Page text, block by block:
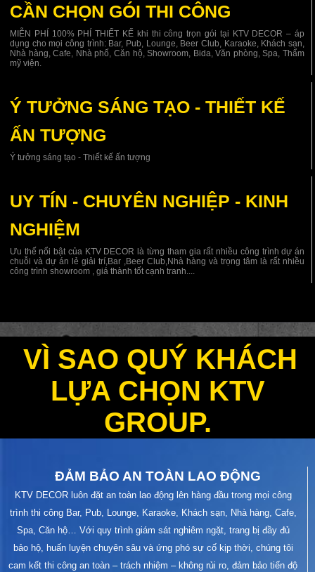
CẦN CHỌN GÓI THI CÔNG
MIỄN PHÍ 100% PHÍ THIẾT KẾ khi thi công trọn gói tại KTV DECOR – áp
dụng cho mọi công trình: Bar, Pub, Lounge, Beer Club, Karaoke, Khách sạn,
Nhà hàng, Cafe, Nhà phố, Căn hộ, Showroom, Bida, Văn phòng, Spa, Thẩm
mỹ viện.
Ý TƯỞNG SÁNG TẠO - THIẾT KẾ
ẤN TƯỢNG
Ý tưởng sáng tạo - Thiết kế ấn tượng
UY TÍN - CHUYÊN NGHIỆP - KINH
NGHIỆM
Ưu thế nổi bật của KTV DECOR là từng tham gia rất nhiều công trình dự án
chuỗi và dự án lẻ giải trí,Bar ,Beer Club,Nhà hàng và trọng tâm là rất nhiều
công trình showroom , giá thành tốt cạnh tranh....
VÌ SAO QUÝ KHÁCH
LỰA CHỌN KTV
GROUP.
ĐẢM BẢO AN TOÀN LAO ĐỘNG
KTV DECOR luôn đặt an toàn lao động lên hàng đầu trong mọi công
trình thi công Bar, Pub, Lounge, Karaoke, Khách sạn, Nhà hàng, Cafe,
Spa, Căn hộ… Với quy trình giám sát nghiêm ngặt, trang bị đầy đủ
bảo hộ, huấn luyện chuyên sâu và ứng phó sự cố kịp thời, chúng tôi
cam kết thi công an toàn – trách nhiệm – không rủi ro, đảm bảo tiến độ